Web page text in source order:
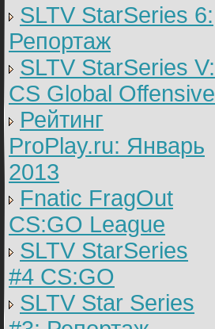
SLTV StarSeries 6:
Репортаж
SLTV StarSeries V:
CS Global Offensive
Рейтинг
ProPlay.ru: Январь
2013
Fnatic FragOut
CS:GO League
SLTV StarSeries
#4 CS:GO
SLTV Star Series